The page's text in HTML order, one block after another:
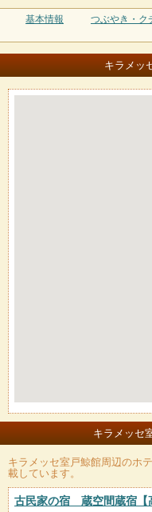
基本情報 つぶやき・ク
キラメッ
キラメッセ
キラメッセ室戸鯨館周辺のホ
載しています。
古民家の宿 蔵空間蔵宿